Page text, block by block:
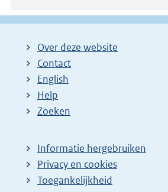
Over deze website
Contact
English
Help
Zoeken
Informatie hergebruiken
Privacy en cookies
Toegankelijkheid